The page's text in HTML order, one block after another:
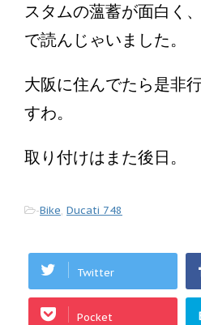
スタムの薀蓄が面白く
で読んじゃいました。
大阪に住んでたら是非
すわ。
取り付けはまた後日。
-Bike, Ducati 748
Twitter
Pocket